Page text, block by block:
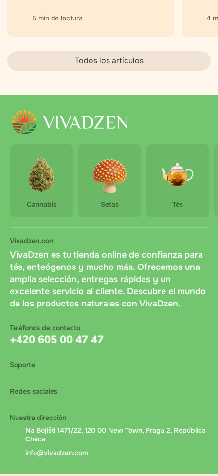
5 min de lectura 4
Todos los artículos
Cannabis Setas Tés
Vivadzen.com
VivaDzen es tu tienda online de confianza para
tés, enteógenos y mucho más. Ofrecemos una
amplia selección, entregas rápidas y un
excelente servicio al cliente. Descubre el mundo
de los productos naturales con VivaDzen.
Teléfonos de contacto
+420 605 00 47 47
Soporte
Redes sociales
Nuestra dirección
Na Bojišti 1471/22, 120 00 New Town, Praga 2, República
Checa
info@vivadzen.com